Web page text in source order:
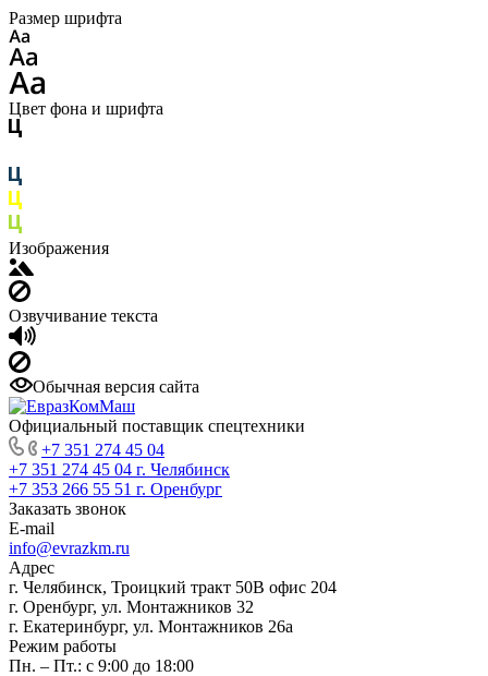
Размер шрифта
Цвет фона и шрифта
Изображения
Озвучивание текста
Обычная версия сайта
Официальный поставщик спецтехники
+7 351 274 45 04
+7 351 274 45 04 г. Челябинск
+7 353 266 55 51 г. Оренбург
Заказать звонок
E-mail
info@evrazkm.ru
Адрес
г. Челябинск, Троицкий тракт 50В офис 204
г. Оренбург, ул. Монтажников 32
г. Екатеринбург, ул. Монтажников 26а
Режим работы
Пн. – Пт.: с 9:00 до 18:00